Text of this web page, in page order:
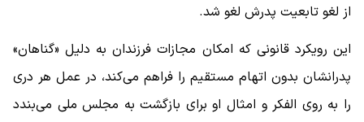
از لغو تابعیت پدرش لغو شد.
این رویکرد قانونی که امکان مجازات فرزندان به دلیل «گناهان»
پدرانشان بدون اتهام مستقیم را فراهم می‌کند، در عمل هر دری
را به روی الفکر و امثال او برای بازگشت به مجلس ملی می‌بندد